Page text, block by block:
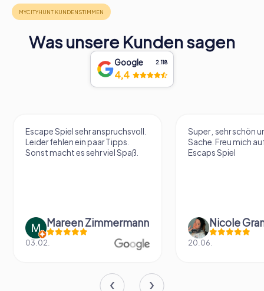
Was unsere Kunden sagen
Google 2.118
4,4
sehr anspruchsvoll.
ein paar Tipps.
es sehr viel Spaß.
Zimmermann
Super , sehr schön und eine tolle
Sache. Freu mich aufs nächste
Escaps Spiel
Nicole Grandt
20.06.